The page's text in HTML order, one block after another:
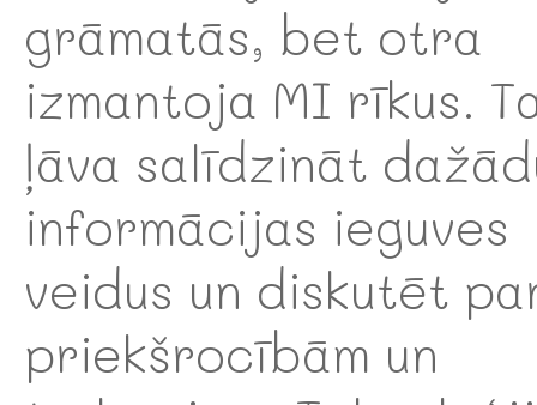
grāmatās, bet otra
izmantoja MI rīkus.
ļāva salīdzināt
informācijas ieguves
veidus un diskutēt
priekšrocībām un